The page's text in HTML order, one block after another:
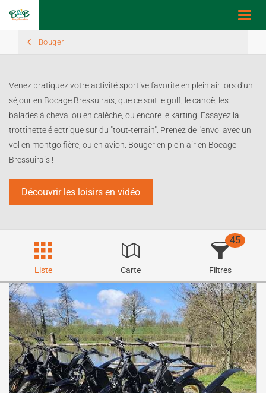
Bouger
Venez pratiquez votre activité sportive favorite en plein air lors d'un
séjour en Bocage Bressuirais, que ce soit le golf, le canoë, les
balades à cheval ou en calèche, ou encore le karting. Essayez la
trottinette électrique sur du "tout-terrain". Prenez de l'envol avec un
vol en montgolfière, ou en avion. Bouger en plein air en Bocage
Bressuirais !
Découvrir les loisirs en vidéo
Liste Carte Filtres
45